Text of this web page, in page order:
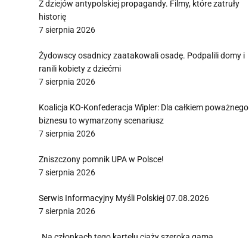
Z dziejów antypolskiej propagandy. Filmy, które zatruły
historię
7 sierpnia 2026
Żydowscy osadnicy zaatakowali osadę. Podpalili domy i
ranili kobiety z dziećmi
7 sierpnia 2026
Koalicja KO-Konfederacja Wipler: Dla całkiem poważnego
biznesu to wymarzony scenariusz
7 sierpnia 2026
Zniszczony pomnik UPA w Polsce!
7 sierpnia 2026
Serwis Informacyjny Myśli Polskiej 07.08.2026
7 sierpnia 2026